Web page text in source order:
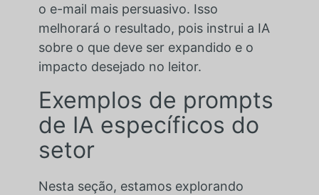
o e-mail mais persuasivo. Isso
melhorará o resultado, pois instrui a IA
sobre o que deve ser expandido e o
impacto desejado no leitor.
Exemplos de prompts
de IA específicos do
setor
Nesta seção, estamos explorando